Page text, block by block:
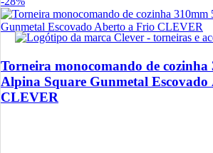
Torneira monocomando de
Alpina Square Gunmetal
CLEVER